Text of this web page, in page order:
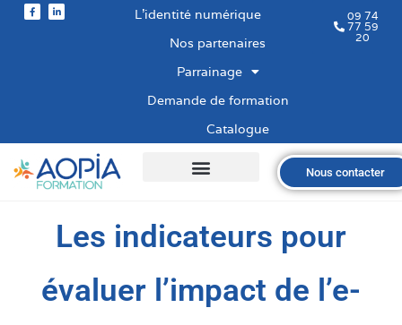
L’identité numérique
Nos partenaires
Parrainage
Demande de formation
Catalogue
09 74
77 59
20
Nous contacter
Les indicateurs pour
évaluer l’impact de l’e-